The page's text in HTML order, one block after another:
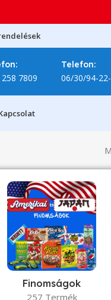
7809
Telefon:
06/30/94-
Finomságok
257 Termék